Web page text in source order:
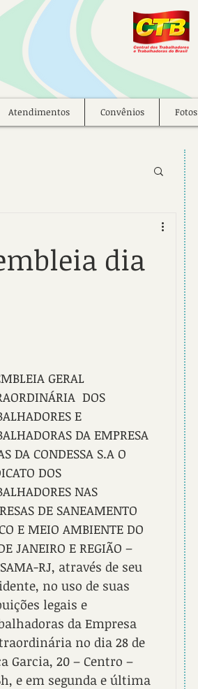
Atendimentos Convênios Fotos
dia
GERAL
DOS
E
DA EMPRESA
DA CONDESSA S.A O
DOS
NAS
DE SANEAMENTO
E MEIO AMBIENTE DO
JANEIRO E REGIÃO –
RJ, através de seu
no uso de suas
legais e
da Empresa
no dia 28 de
Garcia, 20 – Centro –
e em segunda e última